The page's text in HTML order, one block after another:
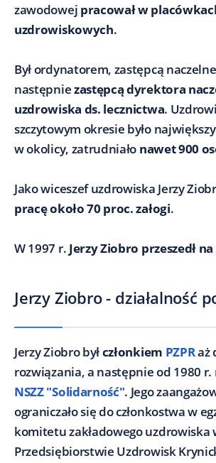
zawodowej pracował w
uzdrowiskowych.
Był ordynatorem, zastępcą
następniezastępcą dyrektora
uzdrowiska ds. lecznictwa.
szczytowym okresie było
w okolicy, zatrudniało nawet 900
Jako wiceszef uzdrowiska Jerzy
pracę około 70 proc. załogi.
W 1997 r. Jerzy Ziobro przeszedł
Jerzy Ziobro - działalność
Jerzy Ziobro byłczłonkiem PZPRaż
rozwiązania, a następnie od 1980 r.
NSZZ "Solidarność". Jego
ograniczało się do członkostwa w
komitetu zakładowego uzdrowiska
Przedsiębiorstwie Uzdrowisk